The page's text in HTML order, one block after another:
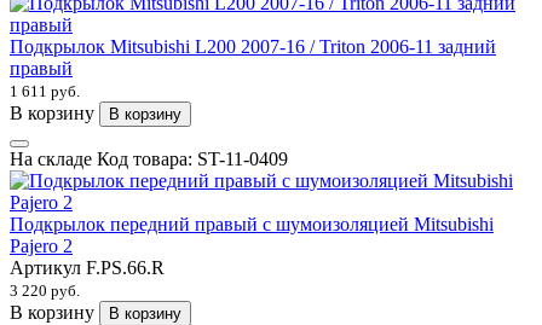
Подкрылок Mitsubishi L200 2007-16 / Triton 2006-11 задний
правый
1 611 руб.
В корзину В корзину
На складе Код товара: ST-11-0409
Подкрылок передний правый с шумоизоляцией Mitsubishi
Pajero 2
Артикул F.PS.66.R
3 220 руб.
В корзину В корзину